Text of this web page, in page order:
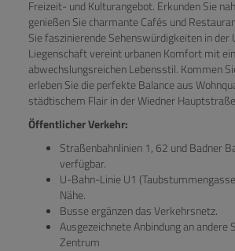
Freizeit- und Kulturangebot. Erkunden Sie
genießen Sie charmante Cafés und
Sie faszinierende Sehenswürdigkeiten in der
Liegenschaft vereint urbanen Komfort mit
abwechslungsreichen Lebensstil. Kommen
erleben Sie die perfekte Balance aus
städtischem Flair in der Wiedner
Öffentlicher Verkehr:
Straßenbahnlinien 1, 62 und Badner
verfügbar.
U-Bahn-Linie U1
Nähe.
Busse ergänzen das Verkehrsnetz.
Ausgezeichnete Anbindung an andere
Zentrum